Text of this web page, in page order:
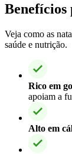
Benefícios
Veja como as
saúde e nutrição.
Rico em
apoiam a
Alto em